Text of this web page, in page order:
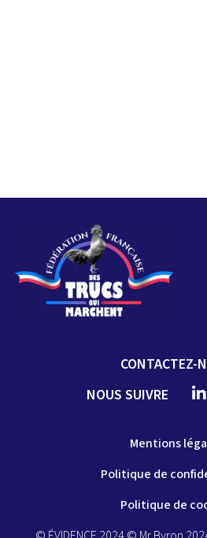
Mentions
Politique de
Politique de
CONTACTEZ-
NOUS SUIVRE